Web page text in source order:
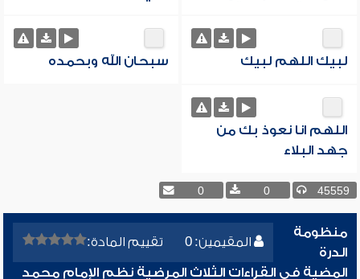
لبيك اللهم لبيك سبحان الله وبحمده
اللهم انا نعوذ بك من
جهد البلاء
45559
0
0
المقيمين: 0 تقييم المادة:
منظومة
الدرة
المضية في القراءات الثلاث المرضية نظم الإمام محمد